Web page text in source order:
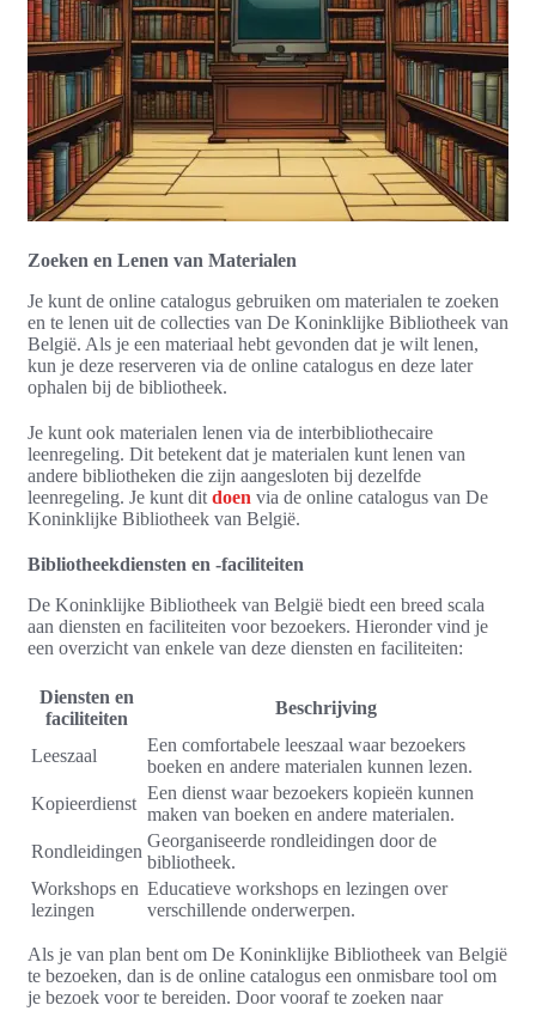
Zoeken en Lenen van Materialen
Je kunt de online catalogus gebruiken om materialen te zoeken
en te lenen uit de collecties van De Koninklijke Bibliotheek van
België. Als je een materiaal hebt gevonden dat je wilt lenen,
kun je deze reserveren via de online catalogus en deze later
ophalen bij de bibliotheek.
Je kunt ook materialen lenen via de interbibliothecaire
leenregeling. Dit betekent dat je materialen kunt lenen van
andere bibliotheken die zijn aangesloten bij dezelfde
leenregeling. Je kunt dit doen via de online catalogus van De
Koninklijke Bibliotheek van België.
Bibliotheekdiensten en -faciliteiten
De Koninklijke Bibliotheek van België biedt een breed scala
aan diensten en faciliteiten voor bezoekers. Hieronder vind je
een overzicht van enkele van deze diensten en faciliteiten:
Diensten en
faciliteiten
Beschrijving
Leeszaal
Een comfortabele leeszaal waar bezoekers
boeken en andere materialen kunnen lezen.
Kopieerdienst
Een dienst waar bezoekers kopieën kunnen
maken van boeken en andere materialen.
Rondleidingen
Georganiseerde rondleidingen door de
bibliotheek.
Workshops en
lezingen
Educatieve workshops en lezingen over
verschillende onderwerpen.
Als je van plan bent om De Koninklijke Bibliotheek van België
te bezoeken, dan is de online catalogus een onmisbare tool om
je bezoek voor te bereiden. Door vooraf te zoeken naar